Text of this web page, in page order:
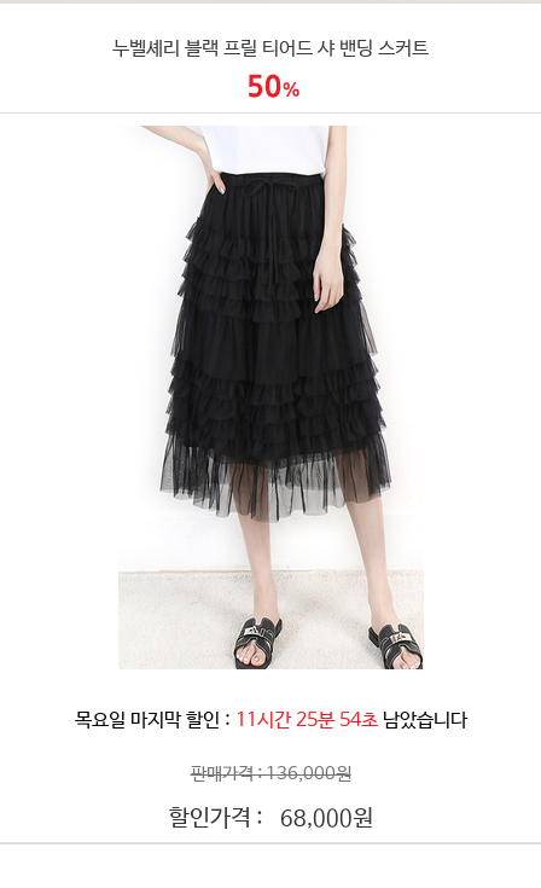
누벨셰리 블랙 프릴 티어드 샤 밴딩 스커트
목요일 마지막 할인 : 11시간 25분 52초 남았습니다
판매가격 : 136,000원
할인가격 : 68,000원